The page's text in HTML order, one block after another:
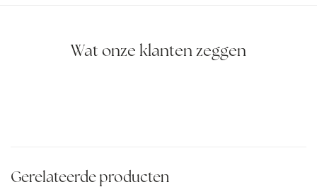
Wat onze klanten zeggen
Gerelateerde producten